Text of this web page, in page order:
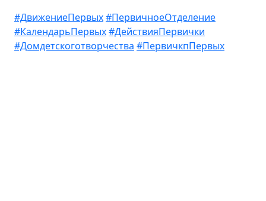
#ДвижениеПервых#ПервичноеОтделение
#КалендарьПервых#ДействияПервички
#Домдетскоготворчества #ПервичкпПервых